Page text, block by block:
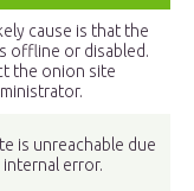
cause is that the
offline or disabled.
the onion site
is unreachable due
internal error.